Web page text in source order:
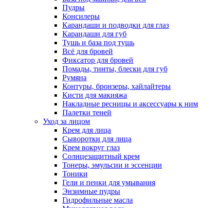
Пудры
Консилеры
Карандаши и подводки для глаз
Карандаши для губ
Тушь и база под тушь
Всё для бровей
Фиксатор для бровей
Помады, тинты, блески для губ
Румяна
Контуры, бронзеры, хайлайтеры
Кисти для макияжа
Накладные ресницы и аксессуары к ним
Палетки теней
Уход за лицом
Крем для лица
Сыворотки для лица
Крем вокруг глаз
Солнцезащитный крем
Тонеры, эмульсии и эссенции
Тоники
Гели и пенки для умывания
Энзимные пудры
Гидрофильные масла